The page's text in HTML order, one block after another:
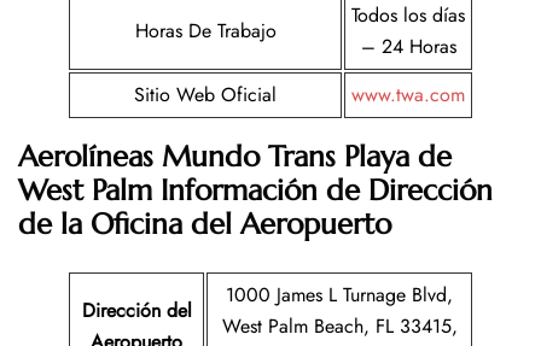
Horas De Trabajo
Todos los días
– 24 Horas
Sitio Web Oficial
www.twa.com
Aerolíneas Mundo Trans Playa de
West Palm Información de Dirección
de la Oficina del Aeropuerto
Dirección del
1000 James L Turnage Blvd,
West Palm Beach, FL 33415,